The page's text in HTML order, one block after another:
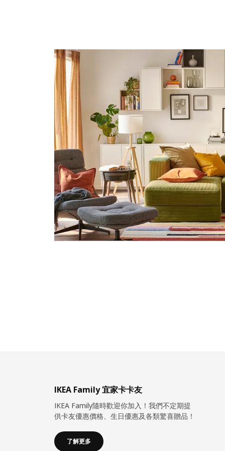
IKEA Family 宜家卡卡友
IKEA Family隨時歡迎你加入！我們不定期提
供卡友優惠價格、生日優惠及各類驚喜贈品！
了解更多